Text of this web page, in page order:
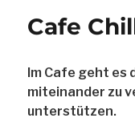
Cafe
Im Cafe geht es
miteinander zu
unterstützen.